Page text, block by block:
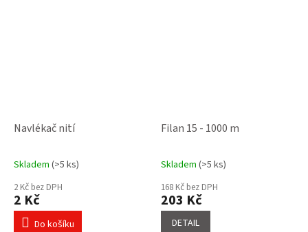
Navlékač nití
Průměrné
hodnocení
produktu
je
4,3
Skladem (>5 ks)
2 Kč bez DPH
2 Kč
Do košíku
Filan 15 - 1000 m
Průměrné
hodnocení
produktu
je
4,6
Skladem (>5 ks)
168 Kč bez DPH
203 Kč
DETAIL